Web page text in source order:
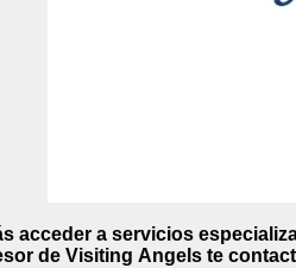
acceder a servicios
de Visiting Angels te